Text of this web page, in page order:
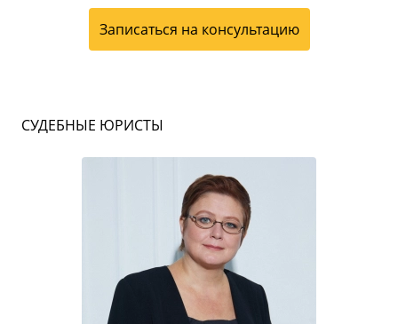
Записаться на консультацию
СУДЕБНЫЕ ЮРИСТЫ